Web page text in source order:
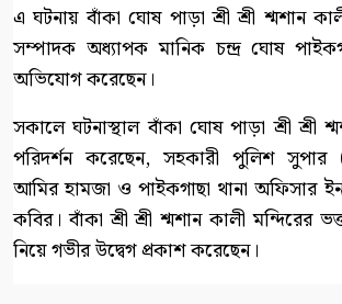
এ ঘটনায় বাঁকা ঘোষ পাড়া শ্রী শ্রী শ্মশান
সম্পাদক অধ্যাপক মানিক চন্দ্র ঘোষ
অভিযোগ করেছেন।
সকালে ঘটনাস্থাল বাঁকা ঘোষ পাড়া শ্রী শ্রী
পরিদর্শন করেছেন, সহকারী পুলিশ সুপার
আমির হামজা ও পাইকগাছা থানা অফিসার
কবির। বাঁকা শ্রী শ্রী শ্মশান কালী মন্দিরের
নিয়ে গভীর উদ্বেগ প্রকাশ করেছেন।